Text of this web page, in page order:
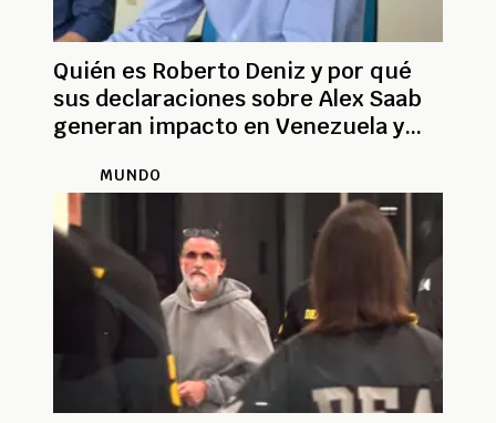
Quién es Roberto Deniz y por qué
sus declaraciones sobre Alex Saab
generan impacto en Venezuela y
MUNDO